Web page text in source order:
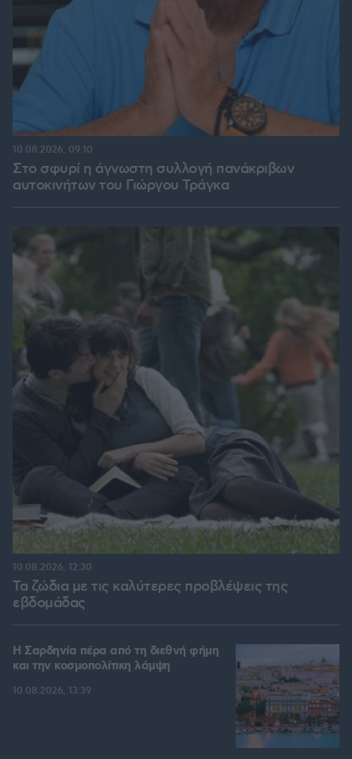
Στο σφυρί η άγνωστη συλλογή πανάκριβων
αυτοκινήτων του Γιώργου Τράγκα
10.08.2026, 09:10
Τα ζώδια με τις καλύτερες προβλέψεις της
εβδομάδας
10.08.2026, 12:30
Η Σαρδηνία πέρα από τη διεθνή φήμη
και την κοσμοπολίτικη λάμψη
10.08.2026, 13:39